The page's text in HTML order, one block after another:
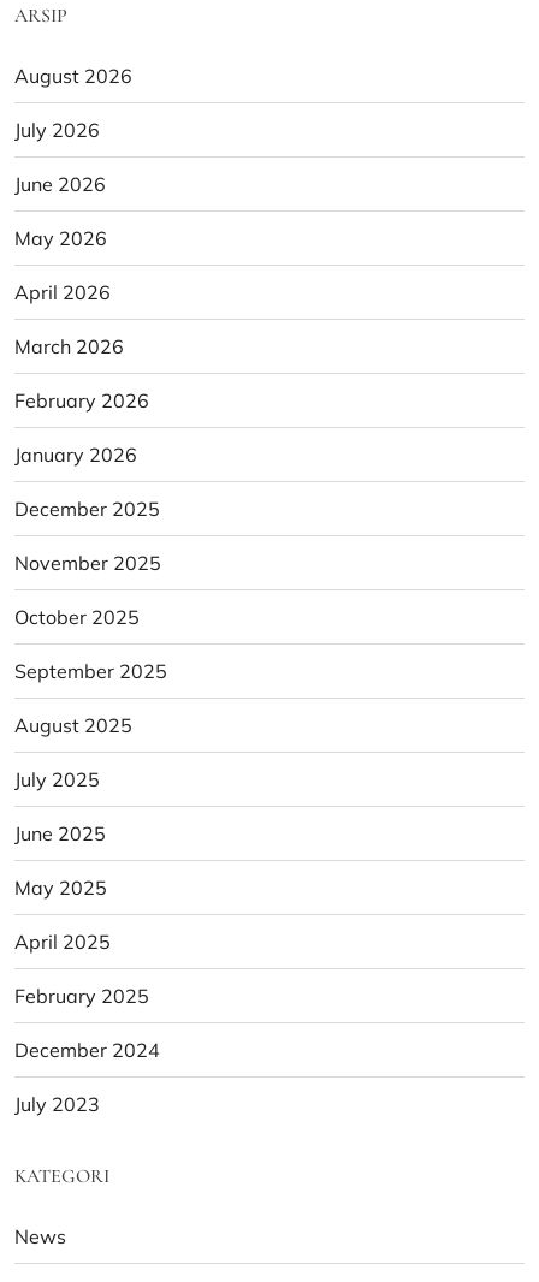
ARSIP
August 2026
July 2026
June 2026
May 2026
April 2026
March 2026
February 2026
January 2026
December 2025
November 2025
October 2025
September 2025
August 2025
July 2025
June 2025
May 2025
April 2025
February 2025
December 2024
July 2023
KATEGORI
News